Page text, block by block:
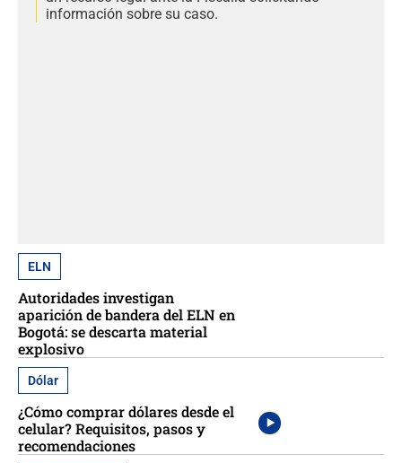
información sobre su caso.
ELN
Autoridades investigan
aparición de bandera del ELN en
Bogotá: se descarta material
explosivo
Dólar
¿Cómo comprar dólares desde el
celular? Requisitos, pasos y
recomendaciones